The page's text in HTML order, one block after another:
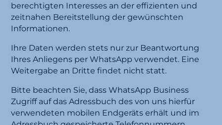
berechtigten Interesses an der effizienten und
zeitnahen Bereitstellung der gewünschten
Informationen.
Ihre Daten werden stets nur zur Beantwortung
Ihres Anliegens per WhatsApp verwendet. Eine
Weitergabe an Dritte findet nicht statt.
Bitte beachten Sie, dass WhatsApp Business
Zugriff auf das Adressbuch des von uns hierfür
verwendeten mobilen Endgeräts erhält und im